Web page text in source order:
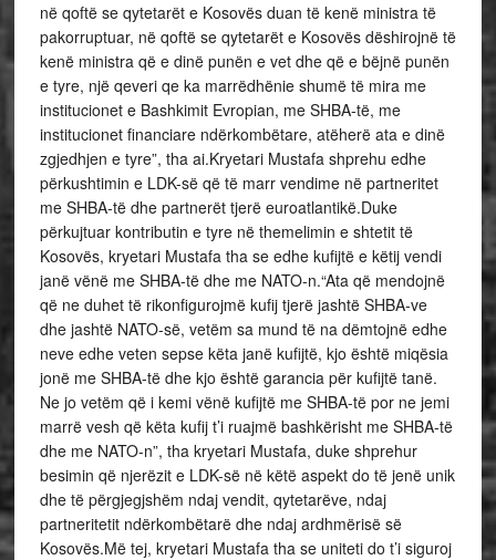
në qoftë se qytetarët e Kosovës duan të kenë ministra të
pakorruptuar, në qoftë se qytetarët e Kosovës dëshirojnë të
kenë ministra që e dinë punën e vet dhe që e bëjnë punën
e tyre, një qeveri qe ka marrëdhënie shumë të mira me
institucionet e Bashkimit Evropian, me SHBA-të, me
institucionet financiare ndërkombëtare, atëherë ata e dinë
zgjedhjen e tyre”, tha ai.Kryetari Mustafa shprehu edhe
përkushtimin e LDK-së që të marr vendime në partneritet
me SHBA-të dhe partnerët tjerë euroatlantikë.Duke
përkujtuar kontributin e tyre në themelimin e shtetit të
Kosovës, kryetari Mustafa tha se edhe kufijtë e këtij vendi
janë vënë me SHBA-të dhe me NATO-n.“Ata që mendojnë
që ne duhet të rikonfigurojmë kufij tjerë jashtë SHBA-ve
dhe jashtë NATO-së, vetëm sa mund të na dëmtojnë edhe
neve edhe veten sepse këta janë kufijtë, kjo është miqësia
jonë me SHBA-të dhe kjo është garancia për kufijtë tanë.
Ne jo vetëm që i kemi vënë kufijtë me SHBA-të por ne jemi
marrë vesh që këta kufij t’i ruajmë bashkërisht me SHBA-të
dhe me NATO-n”, tha kryetari Mustafa, duke shprehur
besimin që njerëzit e LDK-së në këtë aspekt do të jenë unik
dhe të përgjegjshëm ndaj vendit, qytetarëve, ndaj
partneritetit ndërkombëtarë dhe ndaj ardhmërisë së
Kosovës.Më tej, kryetari Mustafa tha se uniteti do t’i siguroj